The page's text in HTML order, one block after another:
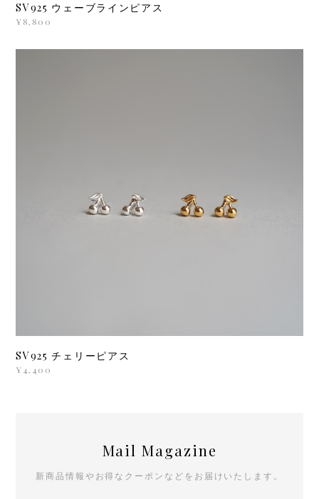
SV925 ウェーブラインピアス
¥8,800
SV925 チェリーピアス
¥4,400
Mail Magazine
新商品情報やお得なクーポンなどをお届けいたします。